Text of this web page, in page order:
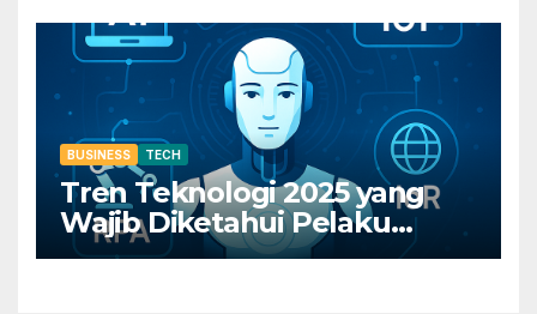
BUSINESS TECH
Tren Teknologi 2025 yang
Wajib Diketahui Pelaku
Bisnis Digital